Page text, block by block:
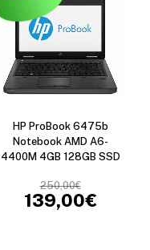
HP ProBook 6475b
Notebook AMD A6-
4400M 4GB 128GB SSD
250,00€
139,00€